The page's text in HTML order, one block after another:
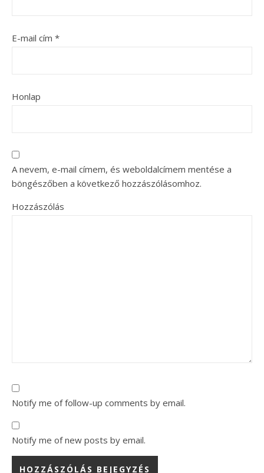
E-mail cím *
Honlap
A nevem, e-mail címem, és weboldalcímem mentése a
böngészőben a következő hozzászólásomhoz.
Hozzászólás
Notify me of follow-up comments by email.
Notify me of new posts by email.